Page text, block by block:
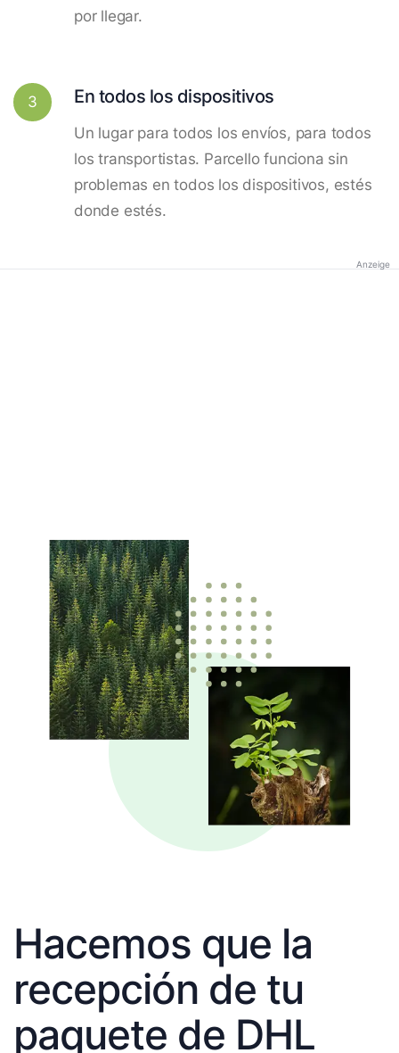
por llegar.
3 En todos los dispositivos
Un lugar para todos los envíos, para todos
los transportistas. Parcello funciona sin
problemas en todos los dispositivos, estés
donde estés.
Anzeige
Hacemos que la
recepción de tu
paquete de DHL